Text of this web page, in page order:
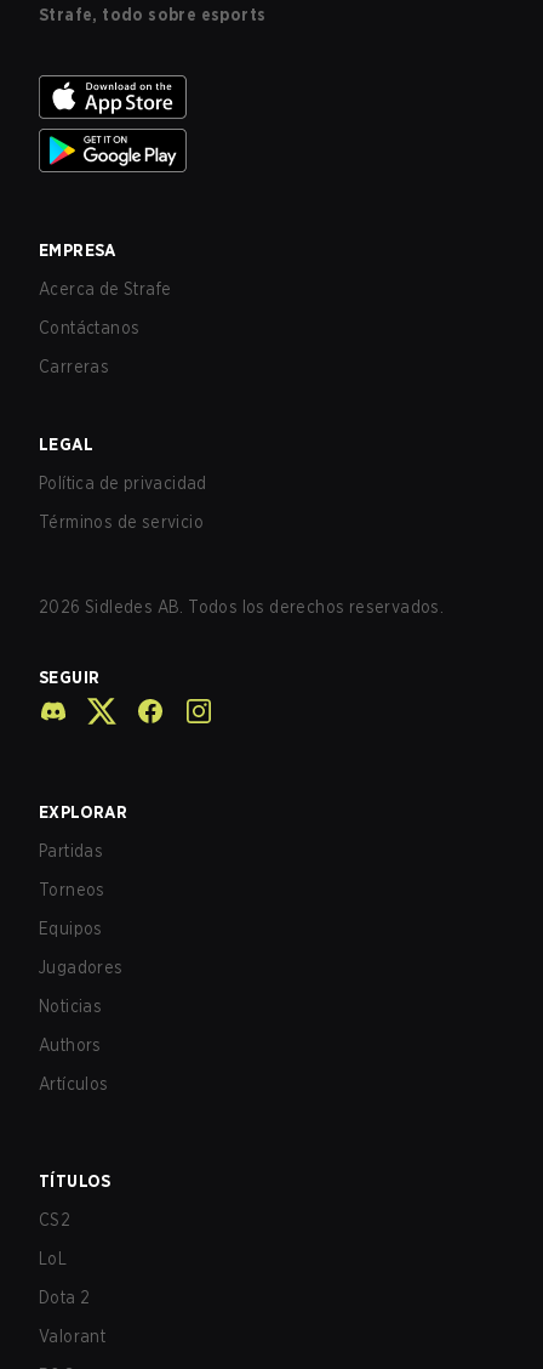
Strafe, todo sobre esports
EMPRESA
Acerca de Strafe
Contáctanos
Carreras
LEGAL
Política de privacidad
Términos de servicio
2026 Sidledes AB. Todos los derechos reservados.
SEGUIR
EXPLORAR
Partidas
Torneos
Equipos
Jugadores
Noticias
Authors
Artículos
TÍTULOS
CS2
LoL
Dota 2
Valorant